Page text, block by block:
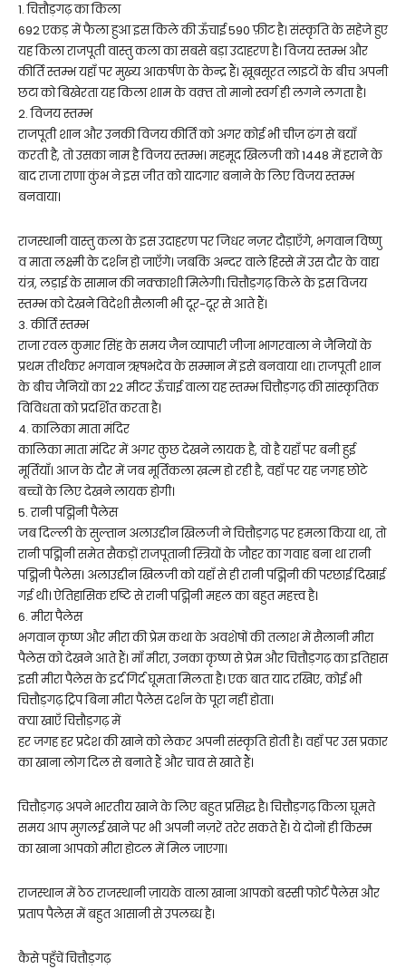
1. चित्तौड़गढ़ का किला
692 एकड़ में फैला हुआ इस किले की ऊँचाई 590 फ़ीट है। संस्कृति के सहेजे हुए
यह किला राजपूती वास्तु कला का सबसे बड़ा उदाहरण है। विजय स्तम्भ और
कीर्ति स्तम्भ यहाँ पर मुख्य आकर्षण के केन्द्र हैं। ख़ूबसूरत लाइटों के बीच अपनी
छटा को बिखेरता यह किला शाम के वक़्त तो मानो स्वर्ग ही लगने लगता है।
2. विजय स्तम्भ
राजपूती शान और उनकी विजय कीर्ति को अगर कोई भी चीज़ ढंग से बयाँ
करती है, तो उसका नाम है विजय स्तम्भ। महमूद खिलजी को 1448 में हराने के
बाद राजा राणा कुंभ ने इस जीत को यादगार बनाने के लिए विजय स्तम्भ
बनवाया।
राजस्थानी वास्तु कला के इस उदाहरण पर जिधर नज़र दौड़ाएँगे, भगवान विष्णु
व माता लक्ष्मी के दर्शन हो जाएँगे। जबकि अन्दर वाले हिस्से में उस दौर के वाद्य
यंत्र, लड़ाई के सामान की नक्काशी मिलेगी। चित्तौड़गढ़ किले के इस विजय
स्तम्भ को देखने विदेशी सैलानी भी दूर-दूर से आते हैं।
3. कीर्ति स्तम्भ
राजा रवल कुमार सिंह के समय जैन व्यापारी जीजा भागरवाला ने जैनियों के
प्रथम तीर्थंकर भगवान ऋषभदेव के सम्मान में इसे बनवाया था। राजपूती शान
के बीच जैनियों का 22 मीटर ऊँचाई वाला यह स्तम्भ चित्तौड़गढ़ की सांस्कृतिक
विविधता को प्रदर्शित करता है।
4. कालिका माता मंदिर
कालिका माता मंदिर में अगर कुछ देखने लायक है, वो है यहाँ पर बनी हुई
मूर्तियाँ। आज के दौर में जब मूर्तिकला ख़त्म हो रही है, वहाँ पर यह जगह छोटे
बच्चों के लिए देखने लायक होगी।
5. रानी पद्मिनी पैलेस
जब दिल्ली के सुल्तान अलाउद्दीन खिलजी ने चित्तौड़गढ़ पर हमला किया था, तो
रानी पद्मिनी समेत सैकड़ों राजपूतानी स्त्रियों के जौहर का गवाह बना था रानी
पद्मिनी पैलेस। अलाउद्दीन खिलजी को यहाँ से ही रानी पद्मिनी की परछाई दिखाई
गई थी। ऐतिहासिक दृष्टि से रानी पद्मिनी महल का बहुत महत्त्व है।
6. मीरा पैलेस
भगवान कृष्ण और मीरा की प्रेम कथा के अवशेषों की तलाश में सैलानी मीरा
पैलेस को देखने आते हैं। माँ मीरा, उनका कृष्ण से प्रेम और चित्तौड़गढ़ का इतिहास
इसी मीरा पैलेस के इर्द गिर्द घूमता मिलता है। एक बात याद रखिए, कोई भी
चित्तौड़गढ़ ट्रिप बिना मीरा पैलेस दर्शन के पूरा नहीं होता।
क्या खाएँ चित्तौड़गढ़ में
हर जगह हर प्रदेश की खाने को लेकर अपनी संस्कृति होती है। वहाँ पर उस प्रकार
का खाना लोग दिल से बनाते हैं और चाव से खाते हैं।
चित्तौड़गढ़ अपने भारतीय खाने के लिए बहुत प्रसिद्ध है। चित्तौड़गढ़ किला घूमते
समय आप मुग़लई खाने पर भी अपनी नज़रें तरेर सकते हैं। ये दोनों ही किस्म
का खाना आपको मीरा होटल में मिल जाएगा।
राजस्थान में ठेठ राजस्थानी ज़ायके वाला खाना आपको बस्सी फोर्ट पैलेस और
प्रताप पैलेस में बहुत आसानी से उपलब्ध है।
कैसे पहुँचें चित्तौड़गढ़